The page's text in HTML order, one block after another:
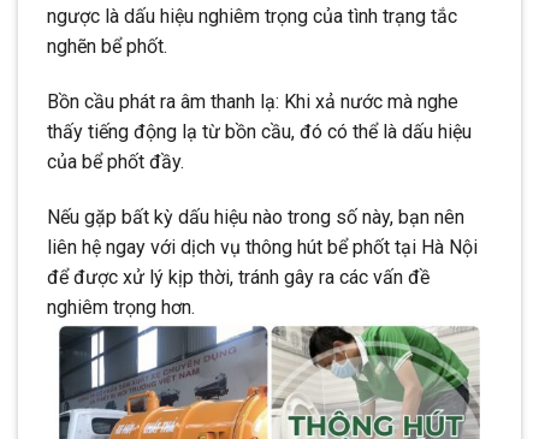
ngược là dấu hiệu nghiêm trọng của tình trạng tắc
nghẽn bể phốt.
Bồn cầu phát ra âm thanh lạ: Khi xả nước mà nghe
thấy tiếng động lạ từ bồn cầu, đó có thể là dấu hiệu
của bể phốt đầy.
Nếu gặp bất kỳ dấu hiệu nào trong số này, bạn nên
liên hệ ngay với dịch vụ thông hút bể phốt tại Hà Nội
để được xử lý kịp thời, tránh gây ra các vấn đề
nghiêm trọng hơn.